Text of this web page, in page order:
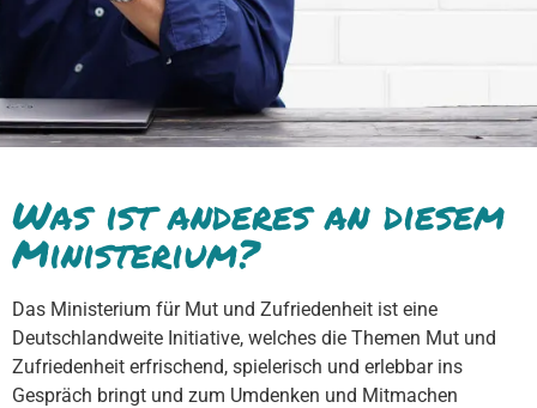
Was ist anderes an diesem
Ministerium?
Das Ministerium für Mut und Zufriedenheit ist eine
Deutschlandweite Initiative, welches die Themen Mut und
Zufriedenheit erfrischend, spielerisch und erlebbar ins
Gespräch bringt und zum Umdenken und Mitmachen